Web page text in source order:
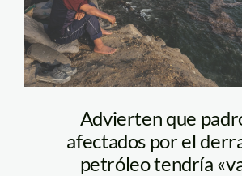
– Repol – SPDA
Advierten que
afectados por el
petróleo tendría